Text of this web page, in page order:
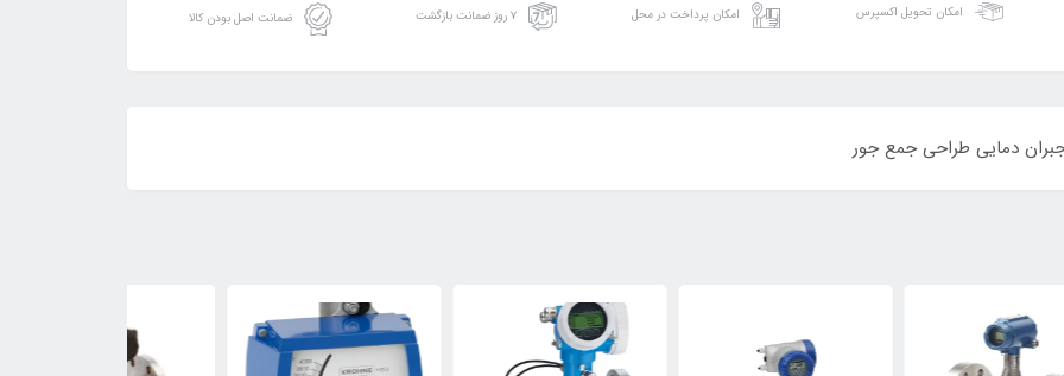
امکان تحویل اکسپرس امکان پرداخت در محل ۷ روز ضمانت بازگشت ضمانت اصل بودن کالا